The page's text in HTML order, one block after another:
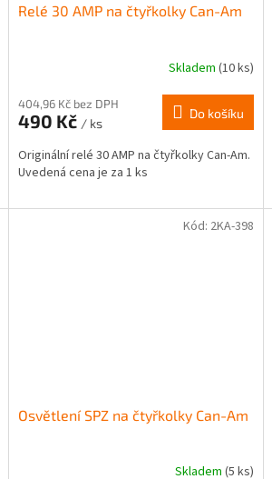
Relé 30 AMP na čtyřkolky Can-Am
Skladem (10 ks)
404,96 Kč bez DPH
490 Kč / ks
Do košíku
Originální relé 30 AMP na čtyřkolky Can-Am.
Uvedená cena je za 1 ks
Osvětlení SPZ na čtyřkolky Can-Am
Skladem (5 ks)
Kód: 2KA-398